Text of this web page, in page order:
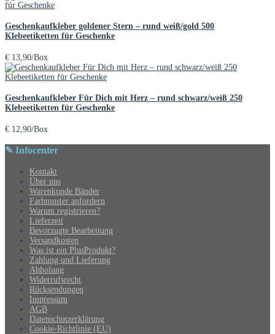
Geschenkaufkleber goldener Stern – rund weiß/gold 500
Klebeetiketten für Geschenke
€ 13,90/Box
Geschenkaufkleber Für Dich mit Herz – rund schwarz/weiß 250
Klebeetiketten für Geschenke
€ 12,90/Box
✎ Infocenter
Kontakt
Über uns
Warenkunde Bänder
Farbmuster anfordern
Warum registrieren?
Lieferzeit
Bevorzugte Bearbeitung
Versandkosten
Was ist ein PlusProdukt?
Zahlung und Lieferung
Abholung
Widerrufsrecht
Rücksendungen
Impressum
AGB
Datenschutzerklärung
Cookie-Richtlinie (EU)